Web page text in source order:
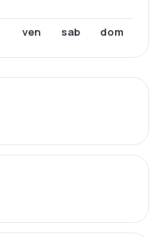
ven sab dom